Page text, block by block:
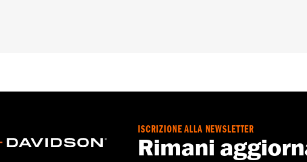
ISCRIZIONE ALLA NEWSLETTER
Rimani